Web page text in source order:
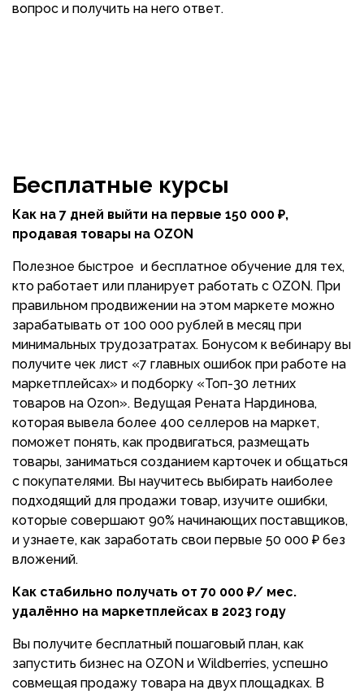
вопрос и получить на него ответ.
Бесплатные курсы
Как на 7 дней выйти на первые 150 000 ₽,
продавая товары на OZON
Полезное быстрое и бесплатное обучение для тех,
кто работает или планирует работать с OZON. При
правильном продвижении на этом маркете можно
зарабатывать от 100 000 рублей в месяц при
минимальных трудозатратах. Бонусом к вебинару вы
получите чек лист «7 главных ошибок при работе на
маркетплейсах» и подборку «Топ-30 летних
товаров на Ozon». Ведущая Рената Нардинова,
которая вывела более 400 селлеров на маркет,
поможет понять, как продвигаться, размещать
товары, заниматься созданием карточек и общаться
с покупателями. Вы научитесь выбирать наиболее
подходящий для продажи товар, изучите ошибки,
которые совершают 90% начинающих поставщиков,
и узнаете, как заработать свои первые 50 000 ₽ без
вложений.
Как стабильно получать от 70 000 ₽/ мес.
удалённо на маркетплейсах в 2023 году
Вы получите бесплатный пошаговый план, как
запустить бизнес на OZON и Wildberries, успешно
совмещая продажу товара на двух площадках. В